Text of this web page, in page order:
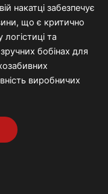
накатці забезпечує
що є критично
логістиці та
зручних бобінах для
виробничих